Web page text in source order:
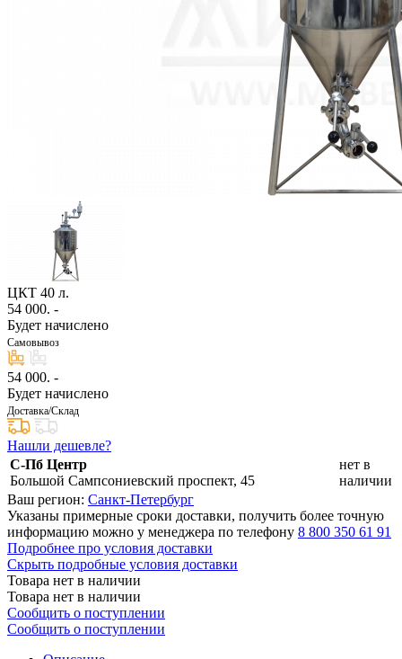
ЦКТ 40 л.
54 000. -
Будет начислено
Самовывоз
54 000. -
Будет начислено
Доставка/Склад
Нашли дешевле?
С-Пб Центр
Большой Сампсониевский проспект, 45
нет в
наличии
Ваш регион: Санкт-Петербург
Указаны примерные сроки доставки, получить более точную
информацию можно у менеджера по телефону 8 800 350 61 91
Подробнее про условия доставки
Скрыть подробные условия доставки
Товара нет в наличии
Товара нет в наличии
Сообщить о поступлении
Сообщить о поступлении